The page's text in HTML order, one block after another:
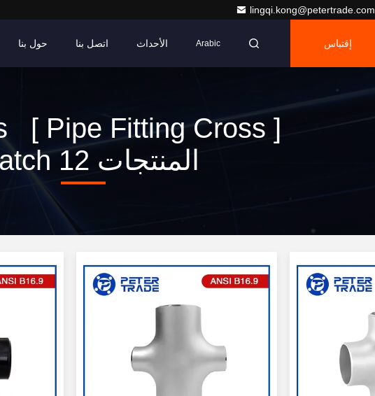
lingqi.kong@petertrade.com
حول بنا اتصل بنا الأحداث Arabic إقتباس
[ Pipe Fitting Cross ]
Match 12 المنتجات